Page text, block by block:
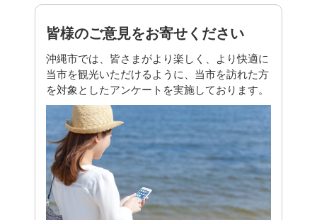
皆様のご意見をお寄せください
沖縄市では、皆さまがより楽しく、より快適に
当市を観光いただけるように、当市を訪れた方
を対象としたアンケートを実施しております。